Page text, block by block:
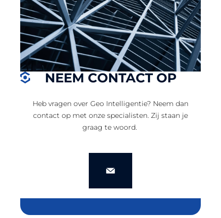
NEEM CONTACT OP
Heb vragen over Geo Intelligentie? Neem dan
contact op met onze specialisten. Zij staan je
graag te woord.